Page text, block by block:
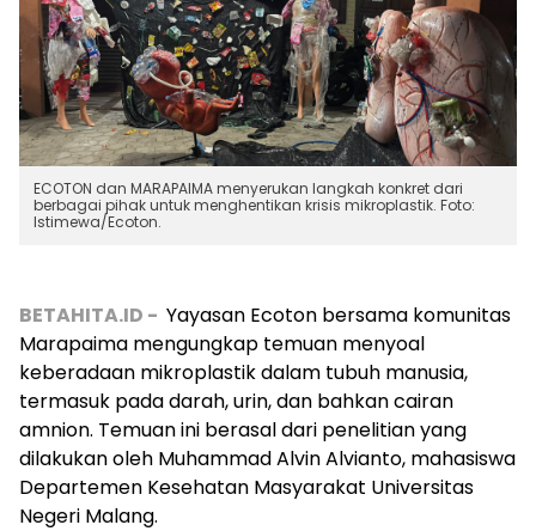
ECOTON dan MARAPAIMA menyerukan langkah konkret dari
berbagai pihak untuk menghentikan krisis mikroplastik. Foto:
Istimewa/Ecoton.
BETAHITA.ID - Yayasan Ecoton bersama komunitas
Marapaima mengungkap temuan menyoal
keberadaan mikroplastik dalam tubuh manusia,
termasuk pada darah, urin, dan bahkan cairan
amnion. Temuan ini berasal dari penelitian yang
dilakukan oleh Muhammad Alvin Alvianto, mahasiswa
Departemen Kesehatan Masyarakat Universitas
Negeri Malang.